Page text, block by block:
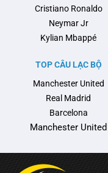
Cristiano Ronaldo
Neymar Jr
Kylian Mbappé
TOP CÂU LẠC BỘ
Manchester United
Real Madrid
Barcelona
Manchester United